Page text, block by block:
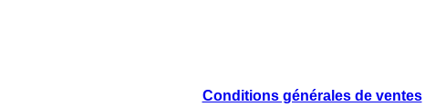
Conditions générales de ventes